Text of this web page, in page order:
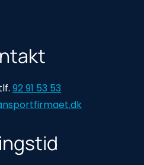
92 91 53 53